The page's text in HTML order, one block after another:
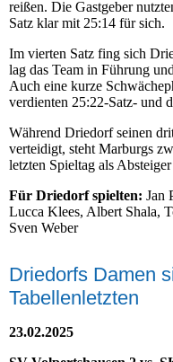
reißen. Die Gastgeber
Satz klar mit 25:14 für sich.
Im vierten Satz fing sich
lag das Team in Führung
Auch eine kurze
verdienten 25:22-Satz- und
Während Driedorf seinen
verteidigt, steht Marburgs
letzten Spieltag als Absteiger
Für Driedorf spielten: Jan
Lucca Klees, Albert Shala,
Sven Weber
Driedorfs Damen
Tabellenletzten
23.02.2025